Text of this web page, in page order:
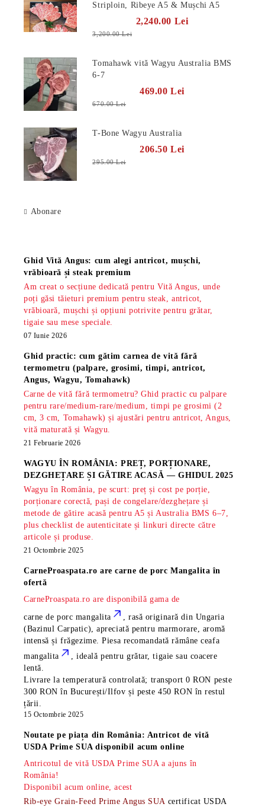
Striploin, Ribeye A5 & Mușchi A5
2,240.00 Lei
3,200.00 Lei
Tomahawk vită Wagyu Australia BMS
6-7
469.00 Lei
670.00 Lei
T-Bone Wagyu Australia
206.50 Lei
295.00 Lei
Abonare
Ghid Vită Angus: cum alegi antricot, mușchi,
vrăbioară și steak premium
Am creat o secțiune dedicată pentru Vită Angus, unde
poți găsi tăieturi premium pentru steak, antricot,
vrăbioară, mușchi și opțiuni potrivite pentru grătar,
tigaie sau mese speciale.
07 Iunie 2026
Ghid practic: cum gătim carnea de vită fără
termometru (palpare, grosimi, timpi, antricot,
Angus, Wagyu, Tomahawk)
Carne de vită fără termometru? Ghid practic cu palpare
pentru rare/medium-rare/medium, timpi pe grosimi (2
cm, 3 cm, Tomahawk) și ajustări pentru antricot, Angus,
vită maturată și Wagyu.
21 Februarie 2026
WAGYU ÎN ROMÂNIA: PREȚ, PORȚIONARE,
DEZGHEȚARE ȘI GĂTIRE ACASĂ — GHIDUL 2025
Wagyu în România, pe scurt: preț și cost pe porție,
porționare corectă, pași de congelare/dezghețare și
metode de gătire acasă pentru A5 și Australia BMS 6–7,
plus checklist de autenticitate și linkuri directe către
articole și produse.
21 Octombrie 2025
CarneProaspata.ro arecarne de porc Mangalita în
ofertă
CarneProaspata.ro are disponibilă gama de
carne de porc mangalita
, rasă originară din Ungaria
(Bazinul Carpatic), apreciată pentru marmorare, aromă
intensă și frăgezime. Piesa recomandată rămâneceafa
mangalita
, ideală pentru grătar, tigaie sau coacere
lentă.
Livrare la temperatură controlată; transport 0 RON peste
300 RON în București/Ilfov și peste 450 RON în restul
țării.
15 Octombrie 2025
Noutate pe piața din România: Antricot de vită
USDA Prime SUA disponibil acum online
Antricotul de vită USDA Prime SUA a ajuns în
România!
Disponibil acum online, acest
Rib-eye Grain-Feed Prime Angus SUA certificat USDA